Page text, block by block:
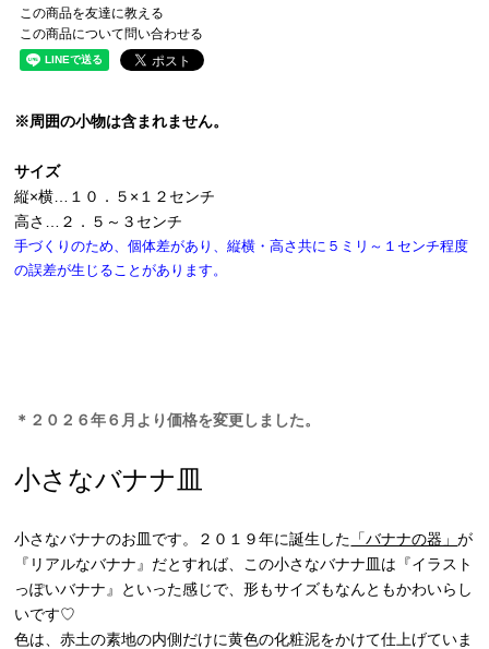
この商品を友達に教える
この商品について問い合わせる
※周囲の小物は含まれません。
サイズ
縦×横…１０．５×１２センチ
高さ…２．５～３センチ
手づくりのため、個体差があり、縦横・高さ共に５ミリ～１センチ程度
の誤差が生じることがあります。
＊２０２６年６月より価格を変更しました。
小さなバナナ皿
小さなバナナのお皿です。２０１９年に誕生した 「バナナの器」が
『リアルなバナナ』だとすれば、この小さなバナナ皿は『イラスト
っぽいバナナ』といった感じで、形もサイズもなんともかわいらし
いです♡
色は、赤土の素地の内側だけに黄色の化粧泥をかけて仕上げていま